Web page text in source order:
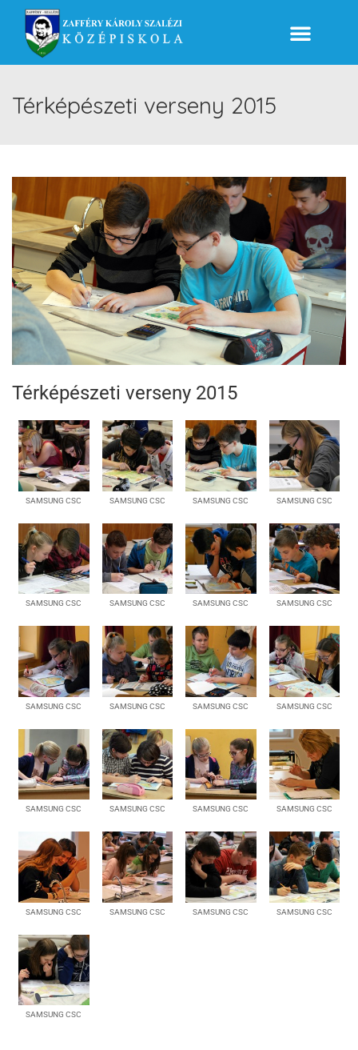
Térképészeti verseny 2015
Térképészeti verseny 2015
SAMSUNG CSC SAMSUNG CSC SAMSUNG CSC SAMSUNG CSC
SAMSUNG CSC SAMSUNG CSC SAMSUNG CSC SAMSUNG CSC
SAMSUNG CSC SAMSUNG CSC SAMSUNG CSC SAMSUNG CSC
SAMSUNG CSC SAMSUNG CSC SAMSUNG CSC SAMSUNG CSC
SAMSUNG CSC SAMSUNG CSC SAMSUNG CSC SAMSUNG CSC
SAMSUNG CSC